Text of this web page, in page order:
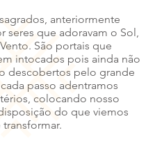
anteriormente
seres que adoravam o Sol,
São portais que
intocados pois ainda não
descobertos pelo grande
passo adentramos
colocando nosso
do que viemos